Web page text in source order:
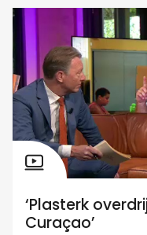
‘Plasterk
Curaçao’